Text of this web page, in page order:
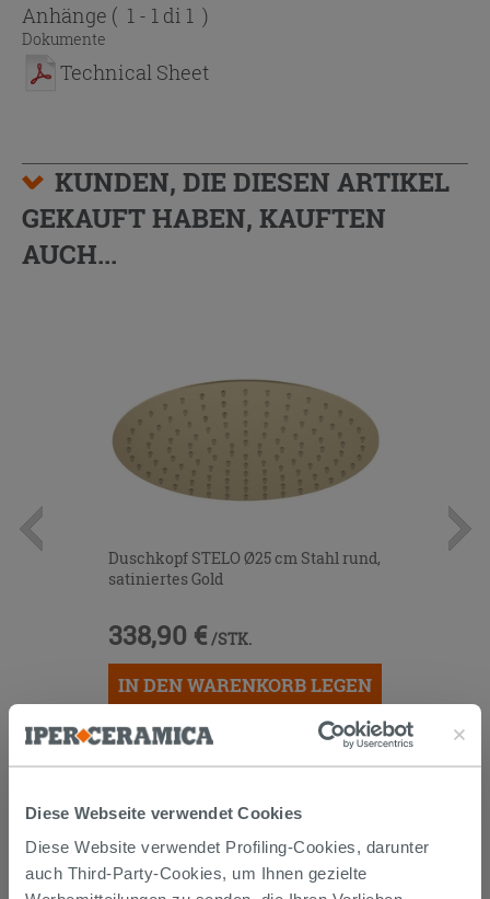
Diese Webseite verwendet Cookies
Diese Website verwendet Profiling-Cookies, darunter
auch Third-Party-Cookies, um Ihnen gezielte
Anhänge ( 1 - 1 di 1 )
Dokumente
Technical Sheet
KUNDEN, DIE DIESEN ARTIKEL
GEKAUFT HABEN, KAUFTEN
AUCH...
Duschkopf STELO Ø25 cm Stahl rund,
satiniertes Gold
338,90 € /STK.
IN DEN WARENKORB LEGEN